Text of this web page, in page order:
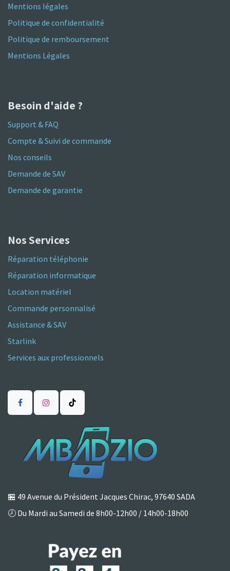
Mentions légales
Politique de confidentialité
Politique de remboursement
Mentions Légales
Besoin d'aide ?
Support & FAQ
Compte & Suivi de commande
Nos conseils
Demande de SAV
Demande de garantie
Nos Services
Réparation téléphonie
Réparation informatique
Location matériel
Commande personnalisé
Assistance & SAV
Starlink
Services aux professionnels
🏪 49 Avenue du Président Jacques Chirac, 97640 SADA
🕗 Du Mardi au Samedi de 8h00-12h00 / 14h00-18h00